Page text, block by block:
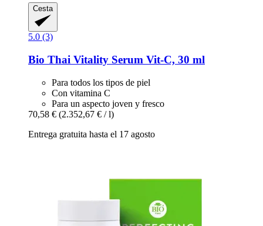
Cesta
5.0 (3)
Bio Thai Vitality Serum Vit-​C, 30 ml
Para todos los tipos de piel
Con vitamina C
Para un aspecto joven y fresco
70,58 € (2.352,67 € / l)
Entrega gratuita hasta el 17 agosto